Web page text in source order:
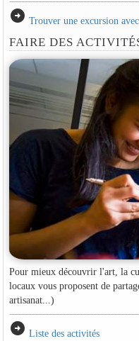
arrow_circle_right Trouver une excursion
FAIRE DES
Pour mieux découvrir l'art, la
locaux vous proposent de
artisanat...)
arrow_circle_right Liste des activités